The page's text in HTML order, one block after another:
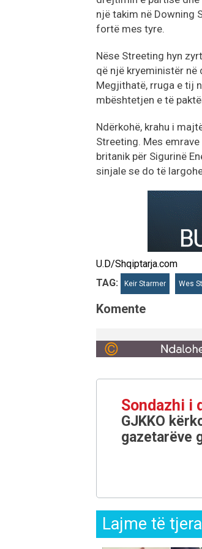
një takim në Downing
fortë mes tyre.
Nëse Streeting hyn
që një kryeministër
Megjithatë, rruga e tij
mbështetjen e të
Ndërkohë, krahu i
Streeting. Mes
britanik për Sigurinë
sinjale se do të
U.D/Shqiptarja.com
TAG:
Keir Starmer Wes
Komente
Sondazhi i
GJKKO
gazetarëve
Lajme të tjera